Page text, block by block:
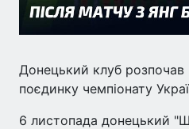
Донецький клуб розпочав
поєдинку чемпіонату
6 листопада донецький